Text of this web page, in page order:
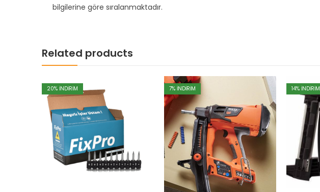
bilgilerine göre sıralanmaktadır.
Related products
20% INDIRIM 7% INDIRIM 14% INDIRIM